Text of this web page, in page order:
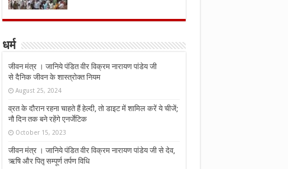
धर्म
जीवन मंत्र । जानिये पंडित वीर विक्रम नारायण पांडेय जी
से दैनिक जीवन के शास्त्रोक्त नियम
August 25, 2024
व्रत के दौरान रहना चाहते हैं हेल्दी, तो डाइट में शामिल करें ये चीजें;
नौ दिन तक बने रहेंगे एनर्जेटिक
October 15, 2023
जीवन मंत्र । जानिये पंडित वीर विक्रम नारायण पांडेय जी से देव,
ऋषि और पितृ सम्पूर्ण तर्पण विधि